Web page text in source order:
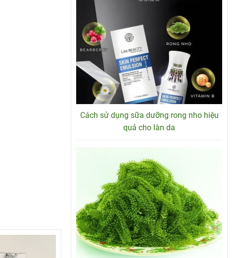
Cách sử dụng sữa dưỡng rong nho hiệu
quả cho làn da